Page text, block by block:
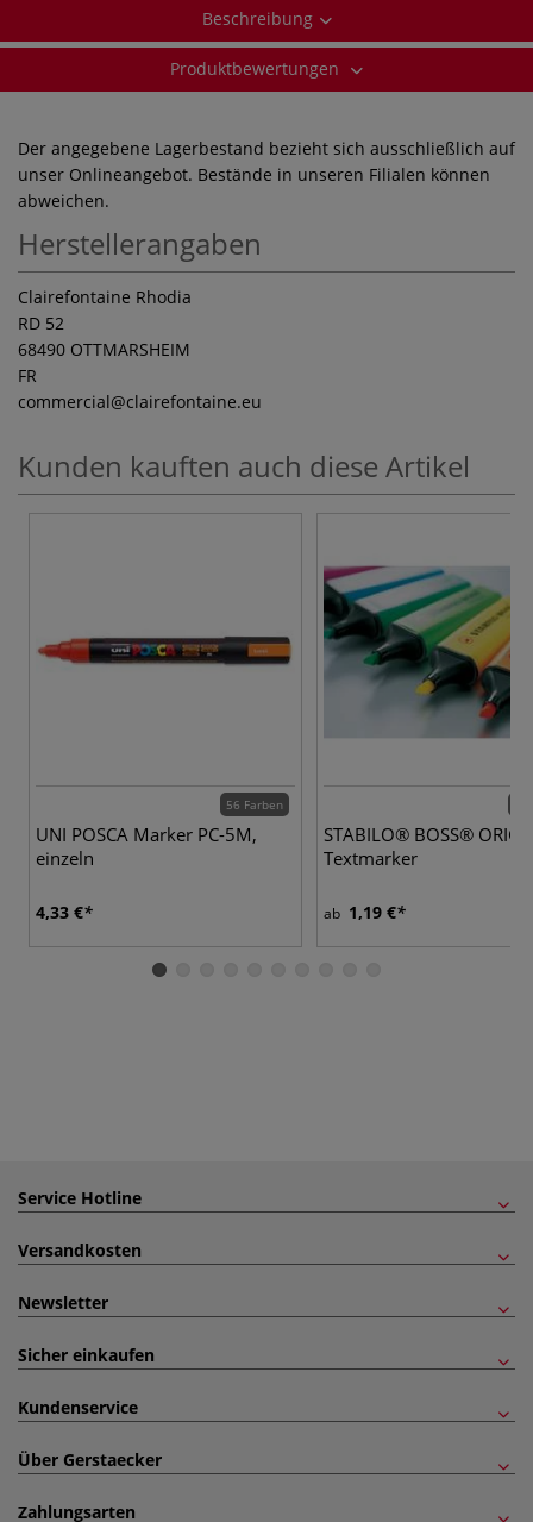
Beschreibung
Produktbewertungen
Der angegebene Lagerbestand bezieht sich ausschließlich auf
unser Onlineangebot. Bestände in unseren Filialen können
abweichen.
Herstellerangaben
Clairefontaine Rhodia
RD 52
68490 OTTMARSHEIM
FR
commercial@clairefontaine.eu
Kunden kauften auch diese Artikel
56 Farben
UNI POSCA Marker PC-5M,
einzeln
4,33 €
STABILO® BOSS®
Textmarker
ab 1,19 €
Service Hotline
Versandkosten
Newsletter
Sicher einkaufen
Kundenservice
Über Gerstaecker
Zahlungsarten